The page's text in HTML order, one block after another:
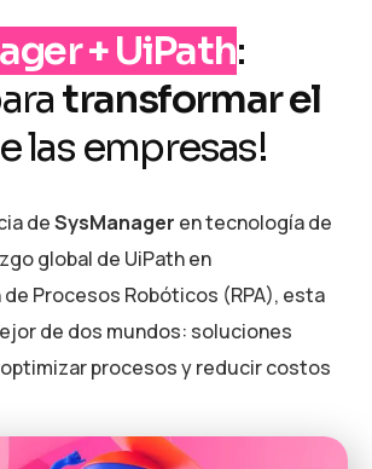
+ UiPath:
transformar el
las empresas!
deSysManager en tecnología de
global de UiPath en
Procesos Robóticos (RPA), esta
de dos mundos: soluciones
optimizar procesos y reducir costos